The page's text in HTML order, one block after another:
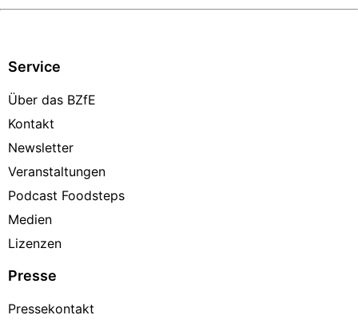
Service
Über das BZfE
Kontakt
Newsletter
Veranstaltungen
Podcast Foodsteps
Medien
Lizenzen
Presse
Pressekontakt